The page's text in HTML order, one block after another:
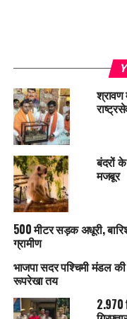
बंदरों
मजबूर
500 मीटर सड़क अधूरी,
ग्रामीण
भाजपा सदर पश्चिमी मंडल
रूपरेखा तय
2.970